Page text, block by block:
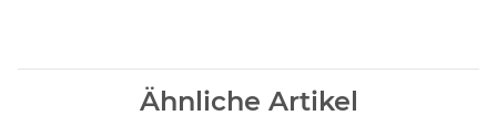
Ähnliche Artikel